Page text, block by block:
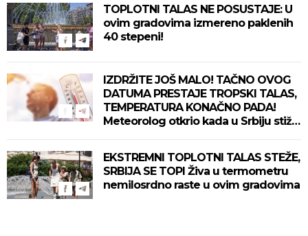
TOPLOTNI TALAS NE POSUSTAJE: U
ovim gradovima izmereno paklenih
40 stepeni!
IZDRŽITE JOŠ MALO! TAČNO OVOG
DATUMA PRESTAJE TROPSKI TALAS,
TEMPERATURA KONAČNO PADA!
Meteorolog otkrio kada u Srbiju stiže
EKSTREMNI TOPLOTNI TALAS STEŽE,
SRBIJA SE TOPI Živa u termometru
nemilosrdno raste u ovim gradovima